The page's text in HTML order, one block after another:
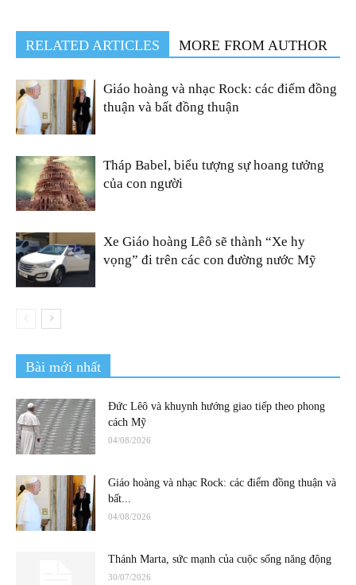
RELATED ARTICLES MORE FROM AUTHOR
Giáo hoàng và nhạc Rock: các điểm đồng
thuận và bất đồng thuận
Tháp Babel, biểu tượng sự hoang tưởng
của con người
Xe Giáo hoàng Lêô sẽ thành “Xe hy
vọng” đi trên các con đường nước Mỹ
Bài mới nhất
Đức Lêô và khuynh hướng giao tiếp theo phong
cách Mỹ
04/08/2026
Giáo hoàng và nhạc Rock: các điểm đồng thuận và
bất...
04/08/2026
Thánh Marta, sức mạnh của cuộc sống năng động
30/07/2026